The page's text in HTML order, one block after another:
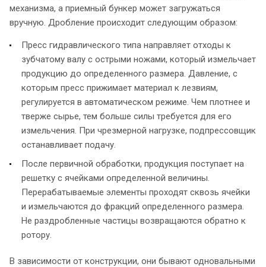
механизма, а приемный бункер может загружаться
вручную. Дробление происходит следующим образом:
Пресс гидравлического типа направляет отходы к
зубчатому валу с острыми ножами, который измельчает
продукцию до определенного размера. Давление, с
которым пресс прижимает материал к лезвиям,
регулируется в автоматическом режиме. Чем плотнее и
тверже сырье, тем больше силы требуется для его
измельчения. При чрезмерной нагрузке, подпрессовщик
останавливает подачу.
После первичной обработки, продукция поступает на
решетку с ячейками определенной величины.
Перерабатываемые элементы проходят сквозь ячейки
и измельчаются до фракций определенного размера.
Не раздробленные частицы возвращаются обратно к
ротору.
В зависимости от конструкции, они бывают одновальными